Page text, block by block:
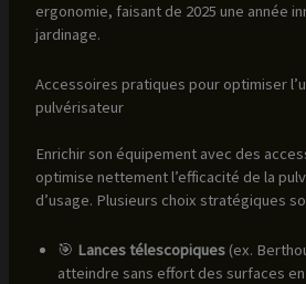
ergonomie, faisant de 2025 une année
jardinage.
Accessoires pratiques pour optimiser
pulvérisateur
Enrichir son équipement avec des
optimise nettement l’efficacité de la
d’usage. Plusieurs choix stratégiques
🎯 Lances télescopiques(ex.
atteindre sans effort des surfaces